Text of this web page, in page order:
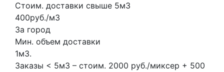
Стоим. доставки свыше 5м3
400руб./м3
За город
Мин. объем доставки
1м3.
Заказы < 5м3 – стоим. 2000 руб./миксер + 500